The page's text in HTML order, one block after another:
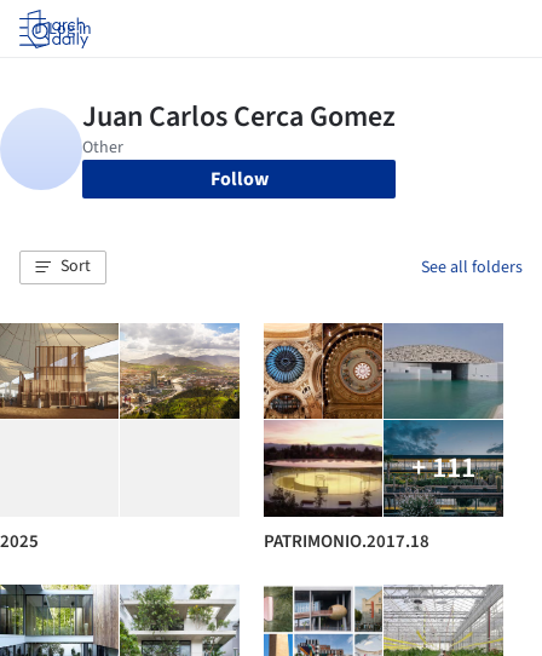
Log in
Follow
Sort See all folders
2025
+ 111
PATRIMONIO.2017.18